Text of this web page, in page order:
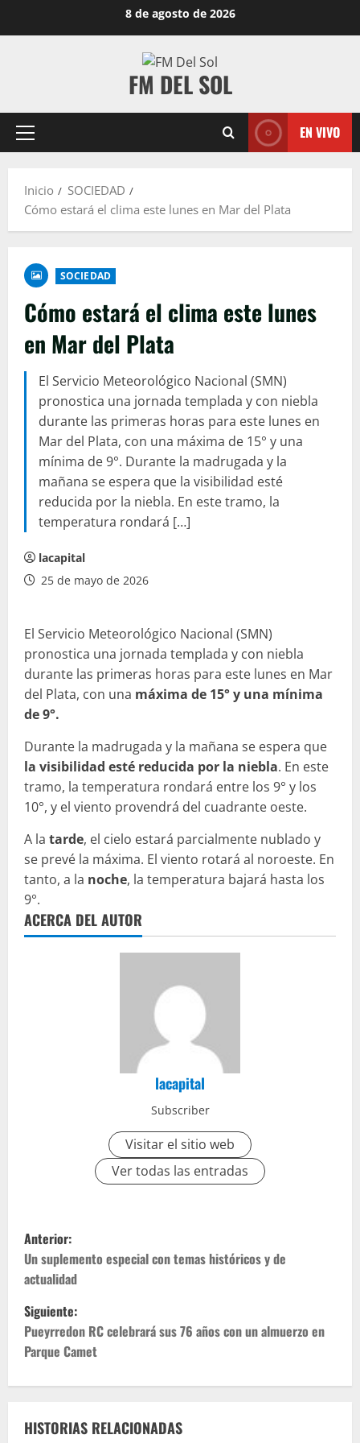
8 de agosto de 2026
FM DEL SOL
EN VIVO
Inicio
SOCIEDAD
Cómo estará el clima este lunes en Mar del Plata
SOCIEDAD
Cómo estará el clima este lunes
en Mar del Plata
El Servicio Meteorológico Nacional (SMN)
pronostica una jornada templada y con niebla
durante las primeras horas para este lunes en
Mar del Plata, con una máxima de 15° y una
mínima de 9°. Durante la madrugada y la
mañana se espera que la visibilidad esté
reducida por la niebla. En este tramo, la
temperatura rondará […]
lacapital
25 de mayo de 2026
El Servicio Meteorológico Nacional (SMN)
pronostica una jornada templada y con niebla
durante las primeras horas para este lunes en Mar
del Plata, con una máxima de 15° y una mínima
de 9°.
Durante la madrugada y la mañana se espera que
la visibilidad esté reducida por la niebla. En este
tramo, la temperatura rondará entre los 9° y los
10°, y el viento provendrá del cuadrante oeste.
A la tarde, el cielo estará parcialmente nublado y
se prevé la máxima. El viento rotará al noroeste. En
tanto, a la noche, la temperatura bajará hasta los
9°.
ACERCA DEL AUTOR
lacapital
Subscriber
Visitar el sitio web
Ver todas las entradas
Anterior:
Un suplemento especial con temas históricos y de
actualidad
Siguiente:
Pueyrredon RC celebrará sus 76 años con un almuerzo en
Parque Camet
HISTORIAS RELACIONADAS